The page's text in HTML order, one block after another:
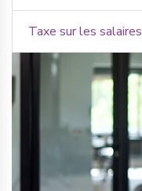
Taxe sur les salaires